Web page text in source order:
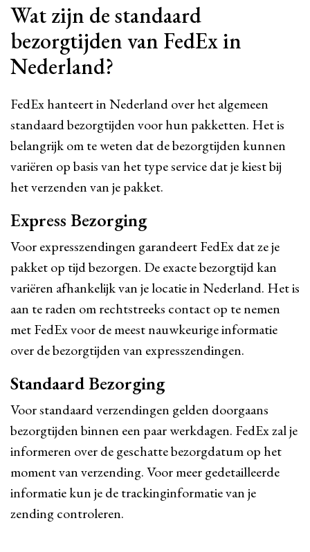
Wat zijn de standaard
bezorgtijden van FedEx in
Nederland?
FedEx hanteert in Nederland over het algemeen
standaard bezorgtijden voor hun pakketten. Het is
belangrijk om te weten dat de bezorgtijden kunnen
variëren op basis van het type service dat je kiest bij
het verzenden van je pakket.
Express Bezorging
Voor expresszendingen garandeert FedEx dat ze je
pakket op tijd bezorgen. De exacte bezorgtijd kan
variëren afhankelijk van je locatie in Nederland. Het is
aan te raden om rechtstreeks contact op te nemen
met FedEx voor de meest nauwkeurige informatie
over de bezorgtijden van expresszendingen.
Standaard Bezorging
Voor standaard verzendingen gelden doorgaans
bezorgtijden binnen een paar werkdagen. FedEx zal je
informeren over de geschatte bezorgdatum op het
moment van verzending. Voor meer gedetailleerde
informatie kun je de trackinginformatie van je
zending controleren.